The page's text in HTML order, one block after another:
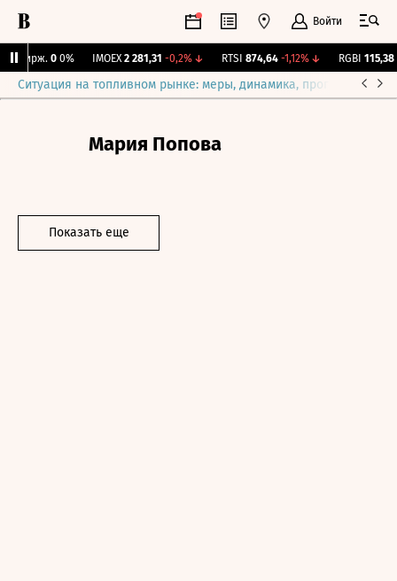
Войти
Бирж. 0 0% IMOEX 2 281,31 -0,2%↓ RTSI 874,64 -1,12%↓ RGBI 115,38
Ситуация на топливном рынке: меры, динамика, прогнозы
Мария Попова
Показать еще